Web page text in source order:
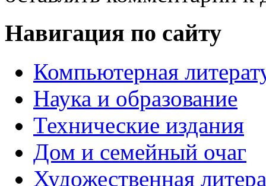
Навигация по сайту
Компьютерная
Наука и образование
Технические издания
Дом и семейный очаг
Художественная